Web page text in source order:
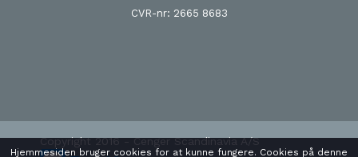
CVR-nr: 2665 8683
Copyright 2016 - Cenger Scandinavia A/S
Hjemmesiden bruger cookies for at kunne fungere. Cookies på denne